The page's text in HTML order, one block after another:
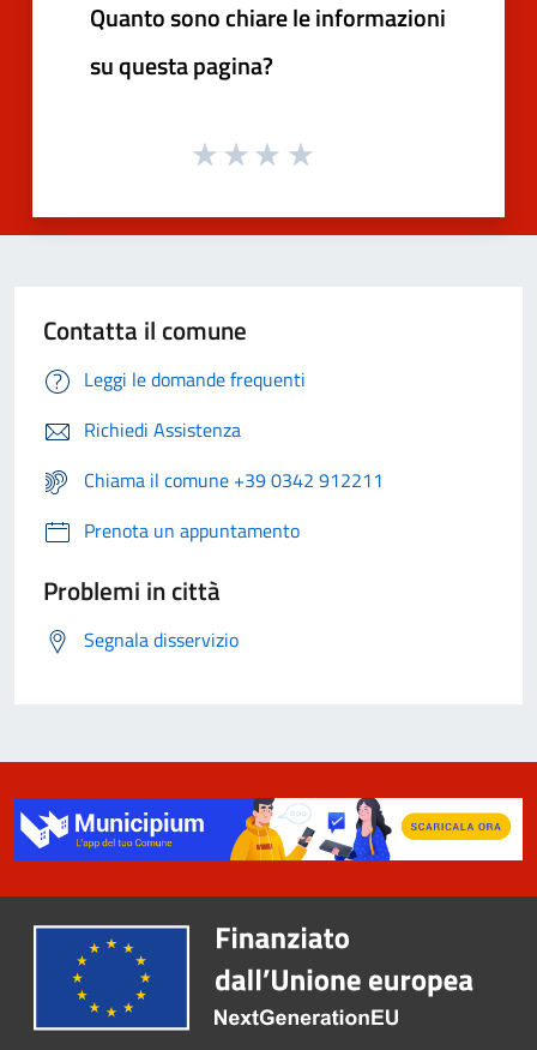
Quanto sono chiare le informazioni
su questa pagina?
Contatta il comune
Leggi le domande frequenti
Richiedi Assistenza
Chiama il comune +39 0342 912211
Prenota un appuntamento
Problemi in città
Segnala disservizio